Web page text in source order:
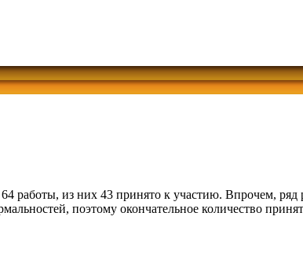
работы, из них 43 принято к участию. Впрочем, ряд
поэтому окончательное количество